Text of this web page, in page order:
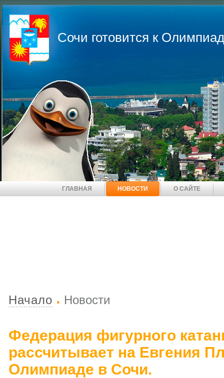
Сочи готовится к
ГЛАВНАЯ НОВОСТИ О САЙТЕ
Начало Новости
Федерация фигурного
рассчитывает на Евгения
Олимпиаде в Сочи.